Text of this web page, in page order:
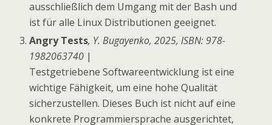
ausschließlich dem Umgang mit der Bash und
ist für alle Linux Distributionen geeignet.
Angry Tests, Y. Bugayenko, 2025, ISBN: 978-
1982063740 |
Testgetriebene Softwareentwicklung ist eine
wichtige Fähigkeit, um eine hohe Qualität
sicherzustellen. Dieses Buch ist nicht auf eine
konkrete Programmiersprache ausgerichtet,